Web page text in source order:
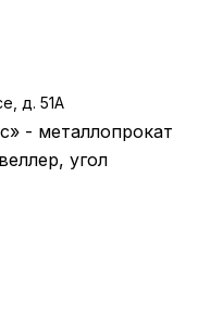
д. 51А
- металлопрокат
угол